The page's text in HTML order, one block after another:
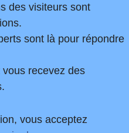
des visiteurs sont
sont là pour répondre
recevez des
vous acceptez